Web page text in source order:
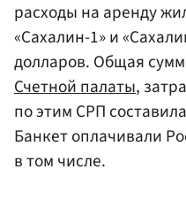
расходы на аренду
«Сахалин-1» и
долларов. Общая
Счетной палаты,
по этим СРП
Банкет оплачивали
в том числе.